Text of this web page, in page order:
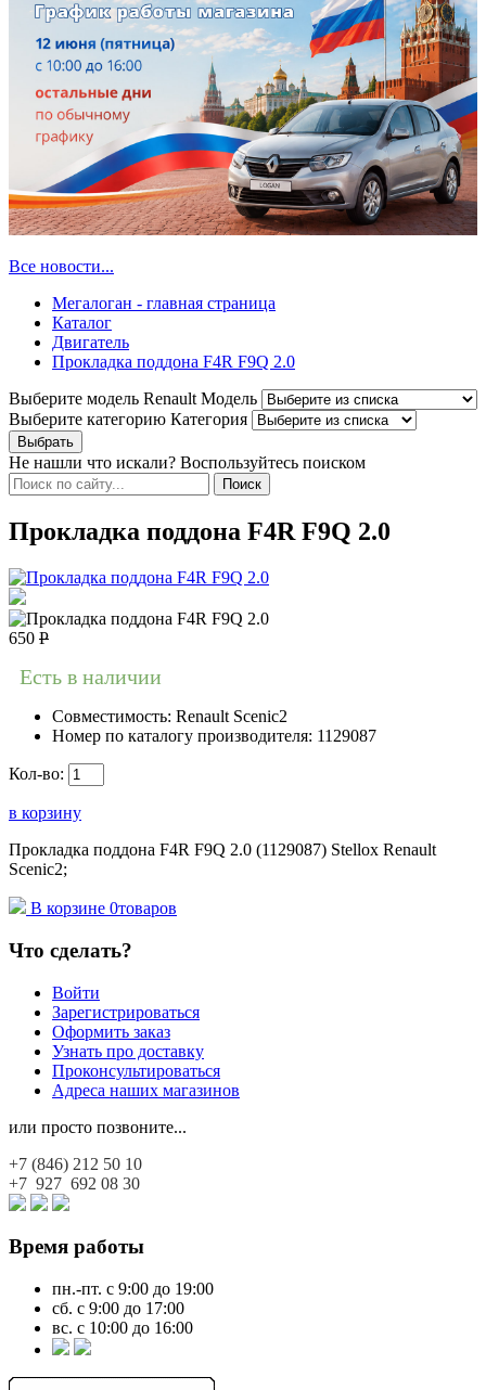
Все новости...
Мегалоган - главная страница
Каталог
Двигатель
Прокладка поддона F4R F9Q 2.0
Выберите модель Renault Модель
Выберите категорию Категория
Не нашли что искали? Воспользуйтесь поиском
Прокладка поддона F4R F9Q 2.0
650 Р
Есть в наличии
Совместимость: Renault Scenic2
Номер по каталогу производителя: 1129087
Кол-во:
в корзину
Прокладка поддона F4R F9Q 2.0 (1129087) Stellox Renault
Scenic2;
В корзине 0товаров
Что сделать?
Войти
Зарегистрироваться
Оформить заказ
Узнать про доставку
Проконсультироваться
Адреса наших магазинов
или просто позвоните...
+7 (846) 212 50 10
+7 927 692 08 30
Время работы
пн.-пт. с 9:00 до 19:00
сб. с 9:00 до 17:00
вс. с 10:00 до 16:00